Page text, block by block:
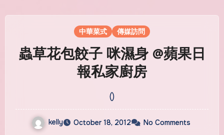
中華菜式 傳媒訪問
蟲草花包餃子 咪濕身 @蘋果日
報私家廚房
()
kelly October 18, 2012 No Comments